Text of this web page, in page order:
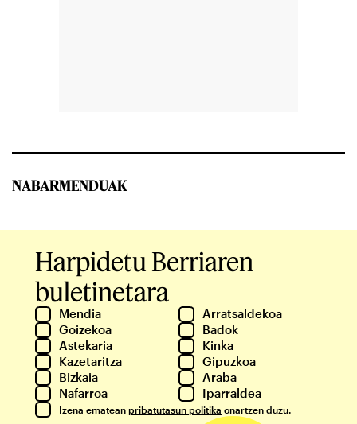
NABARMENDUAK
Harpidetu Berriaren
buletinetara
Mendia
Arratsaldekoa
Goizekoa
Badok
Astekaria
Kinka
Kazetaritza
Gipuzkoa
Bizkaia
Araba
Nafarroa
Iparraldea
Izena ematean pribatutasun politika onartzen duzu.